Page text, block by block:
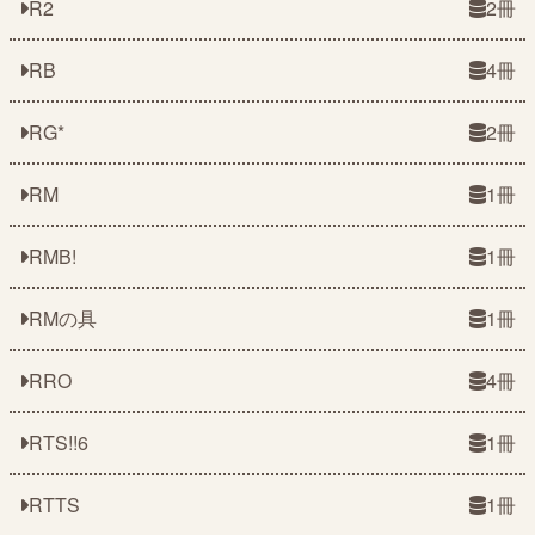
R2 2冊
RB 4冊
RG* 2冊
RM 1冊
RMB! 1冊
RMの具 1冊
RRO 4冊
RTS!!6 1冊
RTTS 1冊